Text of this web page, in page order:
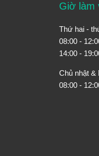
Giờ làm
Thứ hai -
08:00 -
14:00 -
Chủ nhật &
08:00 -